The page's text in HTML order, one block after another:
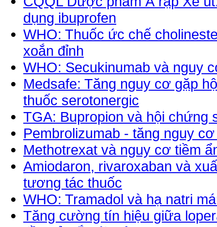
dụng ibuprofen
WHO: Thuốc ức chế
xoắn đỉnh
WHO: Secukinumab và nguy
Medsafe: Tăng nguy cơ gặp
thuốc serotonergic
TGA: Bupropion và hội chứng
Pembrolizumab - tăng nguy
Methotrexat và nguy cơ tiềm
Amiodaron, rivaroxaban và
tương tác thuốc
WHO: Tramadol và hạ natri
Tăng cường tín hiệu giữa